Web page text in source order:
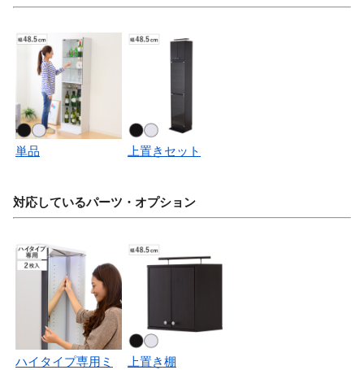
単品 上置きセット
対応しているパーツ・オプション
ハイタイプ専用ミ
上置き棚